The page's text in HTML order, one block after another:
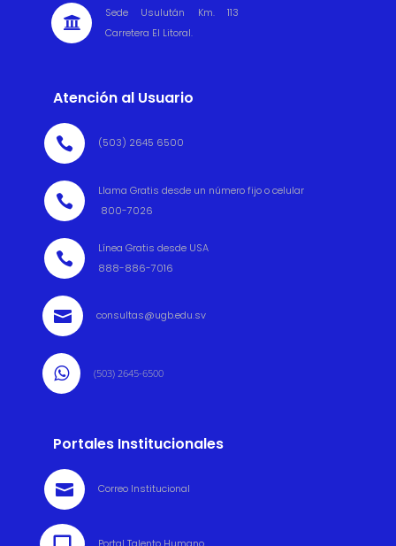

Sede Usulután Km. 113
Carretera El Litoral.
Atención al Usuario
 (503) 2645 6500

Llama Gratis desde un número fijo o celular
800-7026

Línea Gratis desde USA
888-886-7016
 consultas@ugb.edu.sv
 (503) 2645-6500
Portales Institucionales
 Correo Institucional